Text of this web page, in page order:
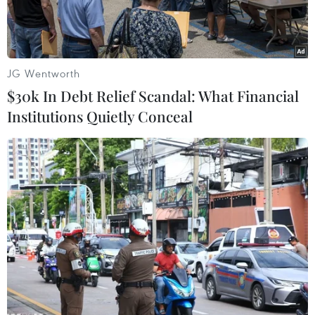
Giàn khoan dầu tại Luling, Texas, Mỹ. (Ảnh: THX/TTXVN)
Thị trường hàng hóa toàn cầu tiếp tục biến động
trong phiên giao dịch ngày 29/7, phản ánh rõ
nét sự phân hóa giữa các nhóm mặt hàng.
JG Wentworth
$30k In Debt Relief Scandal: What Financial
Institutions Quietly Conceal